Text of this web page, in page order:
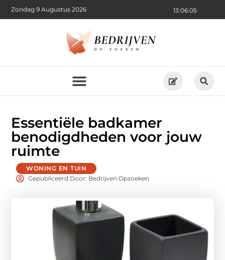
13:06:07
Zondag 9 Augustus 2026
Essentiële badkamer
benodigdheden voor jouw
ruimte
WONING EN TUIN
Gepubliceerd Door: Bedrijven Opzoeken